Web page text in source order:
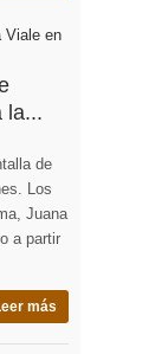
la...
de
Los
Juana
a partir
más